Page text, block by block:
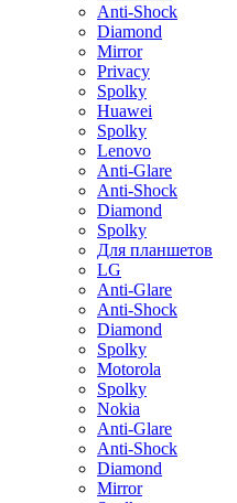
Anti-Shock
Diamond
Mirror
Privacy
Spolky
Huawei
Spolky
Lenovo
Anti-Glare
Anti-Shock
Diamond
Spolky
Для планшетов
LG
Anti-Glare
Anti-Shock
Diamond
Spolky
Motorola
Spolky
Nokia
Anti-Glare
Anti-Shock
Diamond
Mirror